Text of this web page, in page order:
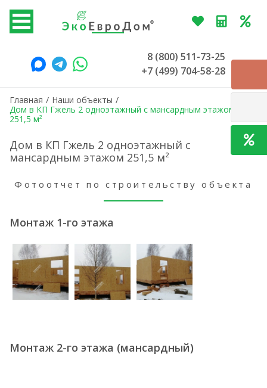
8 (800) 511-73-25
+7 (499) 704-58-28
Главная / Наши объекты /
Дом в КП Гжель 2 одноэтажный c мансардным этажом
251,5 м²
Дом в КП Гжель 2 одноэтажный c
мансардным этажом 251,5 м²
Фотоотчет по строительству объекта
Монтаж 1-го этажа
Монтаж 2-го этажа (мансардный)